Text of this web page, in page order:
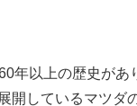
年以上の歴史があ
開しているマツダ